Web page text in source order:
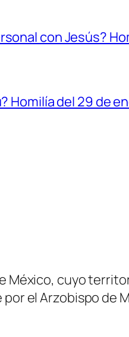
con Jesús?
Homilía del 29 de
México, cuyo
el Arzobispo de